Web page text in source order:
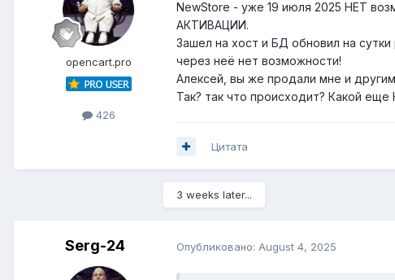
opencart.pro
426
NewStore - уже 19 июля 2025 НЕТ
АКТИВАЦИИ.
Зашел на хост и БД обновил на
через неё нет возможности!
Алексей, вы же продали мне и
Так? так что происходит? Какой
Цитата
3 weeks later...
Serg-24 Опубликовано: August 4, 2025